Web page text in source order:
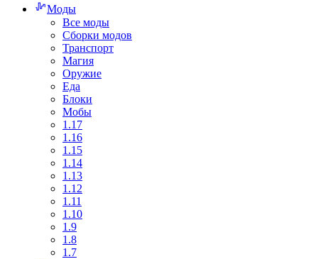
Моды
Все моды
Сборки модов
Транспорт
Магия
Оружие
Еда
Блоки
Мобы
1.17
1.16
1.15
1.14
1.13
1.12
1.11
1.10
1.9
1.8
1.7